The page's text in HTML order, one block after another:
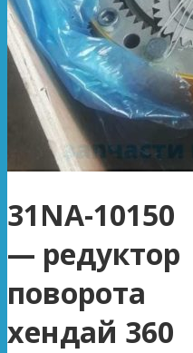
31NA-10150
— редуктор
поворота
хендай 360